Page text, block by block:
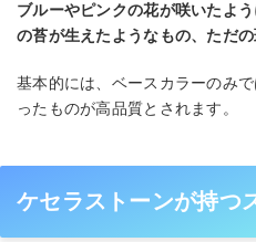
ブルーやピンクの花が咲いたよ
の苔が生えたようなもの、ただ
基本的には、ベースカラーのみ
ったものが高品質とされます。
ケセラストーンが持つ